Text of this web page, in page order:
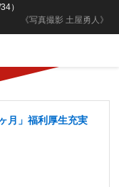
《写真撮影 土屋勇人》
）
月」福利厚生充実